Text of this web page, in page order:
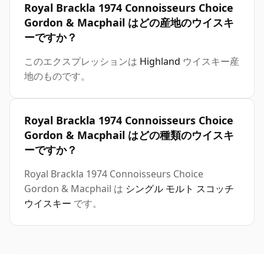
Royal Brackla 1974 Connoisseurs Choice
Gordon & Macphail はどの産地のウイスキ
ーですか？
このエクスプレッションは Highland ウイスキー産
地のものです。
Royal Brackla 1974 Connoisseurs Choice
Gordon & Macphail はどの種類のウイスキ
ーですか？
Royal Brackla 1974 Connoisseurs Choice
Gordon & Macphail は シングル モルト スコッチ
ウイスキー です。